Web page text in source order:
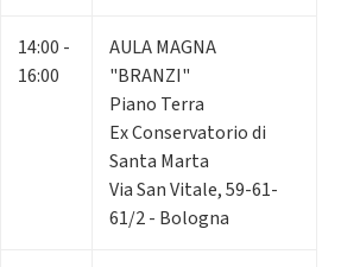
14:00 -
16:00
AULA MAGNA
"BRANZI"
Piano Terra
Ex Conservatorio di
Santa Marta
Via San Vitale, 59-61-
61/2 - Bologna